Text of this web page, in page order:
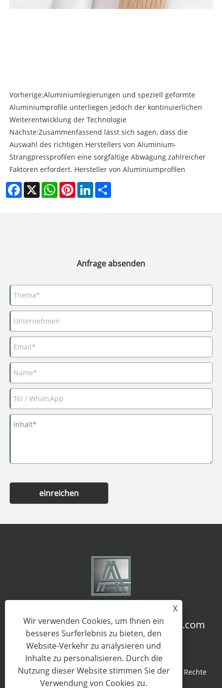
Vorherige:Aluminiumlegierungen und speziell geformte
Aluminiumprofile unterliegen jedoch der kontinuierlichen
Weiterentwicklung der Technologie
Nächste:Zusammenfassend lässt sich sagen, dass die
Auswahl des richtigen Herstellers von Aluminium-
Strangpressprofilen eine sorgfältige Abwägung zahlreicher
Faktoren erfordert. Hersteller von Aluminiumprofilen
Facebook
X WhatsAppPinterestLinkedIn
Anfrage absenden
einreichen
+86-18957322071 coco@qj-alu.com
Copyright © 2023 Aluassy Aluminium Co., Ltd. Alle Rechte
vorbehalten.
X
Wir verwenden Cookies, um Ihnen ein
besseres Surferlebnis zu bieten, den
Website-Verkehr zu analysieren und
Inhalte zu personalisieren. Durch die
Nutzung dieser Website stimmen Sie der
Verwendung von Cookies zu.